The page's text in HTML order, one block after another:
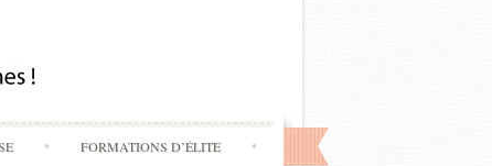
FORMATIONS D’ÉLITE